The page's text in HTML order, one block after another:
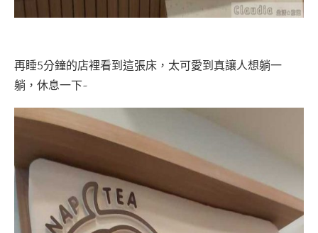
再睡5分鐘的店裡看到這張床，太可愛到真讓人想躺一
躺，休息一下~